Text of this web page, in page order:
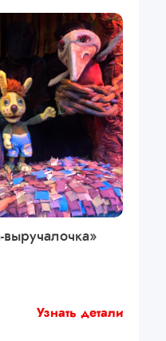
выручалочка»
Узнать детали